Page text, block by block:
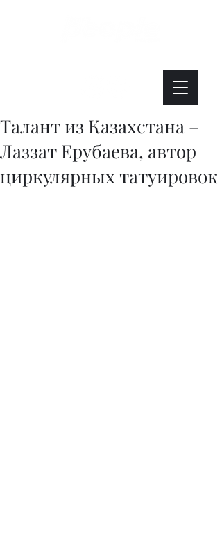
Талант из Казахстана –
Лаззат Ерубаева, автор
циркулярных татуировок